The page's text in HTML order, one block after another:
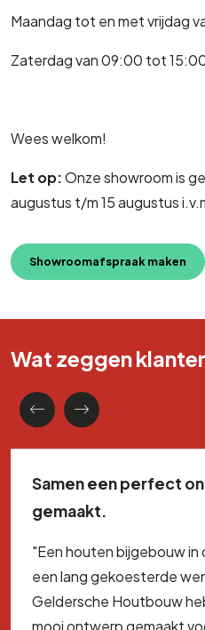
Maandag tot en met vrijdag
Zaterdag van 09:00 tot
Wees welkom!
Let op:Onze showroom is
augustus t/m 15 augustus
Showroomafspraak maken
Wat zeggen
Samen een perfect
gemaakt.
"Een houten bijgebouw in
een lang gekoesterde
Geldersche Houtbouw
mooi ontwerp gemaakt